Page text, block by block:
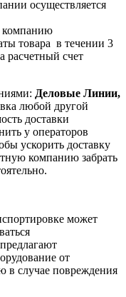
осуществляется
компанию
товара в течении 3
расчетный счет
Деловые Линии,
любой другой
доставки
у операторов
ускорить доставку
компанию забрать
может
от
в случае повреждения